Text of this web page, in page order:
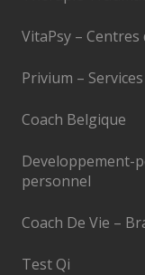
VitaPsy –
Privium –
Coach Belgique
Developpement-
personnel
Coach De Vie –
Test Qi